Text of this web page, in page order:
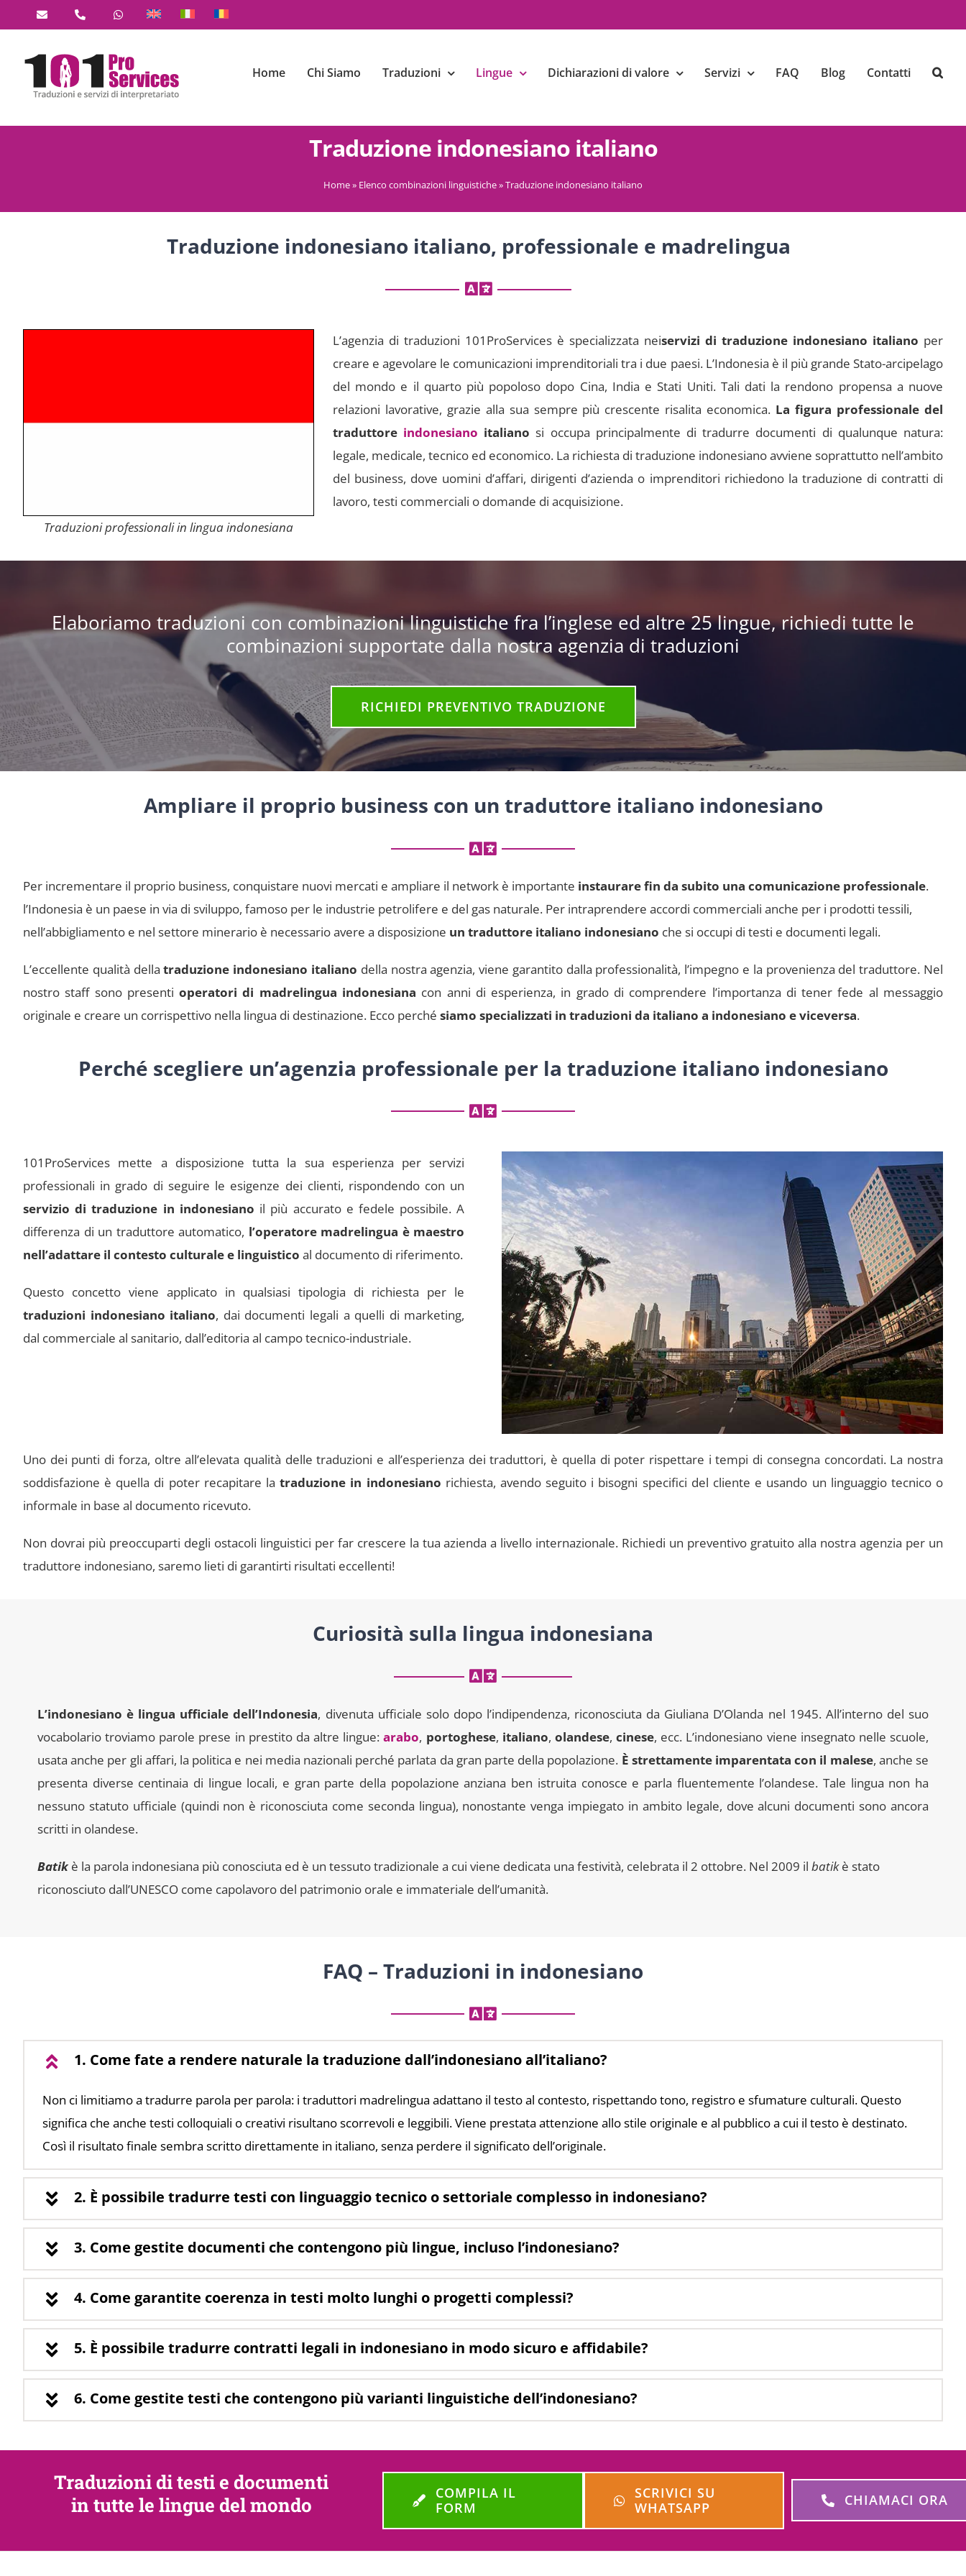
al
contenuto
Home Chi Siamo Traduzioni Lingue Dichiarazioni di valore Servizi FAQ Blog Contatti
Traduzione indonesiano italiano
Home» Elenco combinazioni linguistiche»Traduzione indonesiano italiano
Traduzione indonesiano italiano, professionale e madrelingua
Traduzioni professionali in lingua indonesiana
L’agenzia di traduzioni 101ProServices è specializzata neiservizi di traduzione indonesiano italiano per
creare e agevolare le comunicazioni imprenditoriali tra i due paesi. L’Indonesia è il più grande Stato-arcipelago
del mondo e il quarto più popoloso dopo Cina, India e Stati Uniti. Tali dati la rendono propensa a nuove
relazioni lavorative, grazie alla sua sempre più crescente risalita economica. La figura professionale del
traduttore indonesiano italiano si occupa principalmente di tradurre documenti di qualunque natura:
legale, medicale, tecnico ed economico. La richiesta di traduzione indonesiano avviene soprattutto nell’ambito
del business, dove uomini d’affari, dirigenti d’azienda o imprenditori richiedono la traduzione di contratti di
lavoro, testi commerciali o domande di acquisizione.
Elaboriamo traduzioni con combinazioni linguistiche fra l’inglese ed altre 25 lingue, richiedi tutte le
combinazioni supportate dalla nostra agenzia di traduzioni
RICHIEDI PREVENTIVO TRADUZIONE
Ampliare il proprio business con un traduttore italiano indonesiano
Per incrementare il proprio business, conquistare nuovi mercati e ampliare il network è importante instaurare fin da subito una comunicazione professionale.
l’Indonesia è un paese in via di sviluppo, famoso per le industrie petrolifere e del gas naturale. Per intraprendere accordi commerciali anche per i prodotti tessili,
nell’abbigliamento e nel settore minerario è necessario avere a disposizione un traduttore italiano indonesiano che si occupi di testi e documenti legali.
L’eccellente qualità dellatraduzione indonesiano italiano della nostra agenzia, viene garantito dalla professionalità, l’impegno e la provenienza del traduttore. Nel
nostro staff sono presentioperatori di madrelingua indonesiana con anni di esperienza, in grado di comprendere l’importanza di tener fede al messaggio
originale e creare un corrispettivo nella lingua di destinazione. Ecco perché siamo specializzati in traduzioni da italiano a indonesiano e viceversa.
Perché scegliere un’agenzia professionale per la traduzione italiano indonesiano
101ProServices mette a disposizione tutta la sua esperienza per servizi
professionali in grado di seguire le esigenze dei clienti, rispondendo con un
servizio di traduzione in indonesiano il più accurato e fedele possibile. A
differenza di un traduttore automatico, l’operatore madrelingua è maestro
nell’adattare il contesto culturale e linguistico al documento di riferimento.
Questo concetto viene applicato in qualsiasi tipologia di richiesta per le
traduzioni indonesiano italiano, dai documenti legali a quelli di marketing,
dal commerciale al sanitario, dall’editoria al campo tecnico-industriale.
Uno dei punti di forza, oltre all’elevata qualità delle traduzioni e all’esperienza dei traduttori, è quella di poter rispettare i tempi di consegna concordati. La nostra
soddisfazione è quella di poter recapitare latraduzione in indonesiano richiesta, avendo seguito i bisogni specifici del cliente e usando un linguaggio tecnico o
informale in base al documento ricevuto.
Non dovrai più preoccuparti degli ostacoli linguistici per far crescere la tua azienda a livello internazionale. Richiedi un preventivo gratuito alla nostra agenzia per un
traduttore indonesiano, saremo lieti di garantirti risultati eccellenti!
Curiosità sulla lingua indonesiana
L’indonesiano è lingua ufficiale dell’Indonesia, divenuta ufficiale solo dopo l’indipendenza, riconosciuta da Giuliana D’Olanda nel 1945. All’interno del suo
vocabolario troviamo parole prese in prestito da altre lingue:arabo, portoghese, italiano, olandese,cinese, ecc. L’indonesiano viene insegnato nelle scuole,
usata anche per gli affari, la politica e nei media nazionali perché parlata da gran parte della popolazione. È strettamente imparentata con il malese, anche se
presenta diverse centinaia di lingue locali, e gran parte della popolazione anziana ben istruita conosce e parla fluentemente l’olandese. Tale lingua non ha
nessuno statuto ufficiale (quindi non è riconosciuta come seconda lingua), nonostante venga impiegato in ambito legale, dove alcuni documenti sono ancora
scritti in olandese.
Batikè la parola indonesiana più conosciuta ed è un tessuto tradizionale a cui viene dedicata una festività, celebrata il 2 ottobre. Nel 2009 il batikè stato
riconosciuto dall’UNESCO come capolavoro del patrimonio orale e immateriale dell’umanità.
FAQ – Traduzioni in indonesiano
1. Come fate a rendere naturale la traduzione dall’indonesiano all’italiano?
Non ci limitiamo a tradurre parola per parola: i traduttori madrelingua adattano il testo al contesto, rispettando tono, registro e sfumature culturali. Questo
significa che anche testi colloquiali o creativi risultano scorrevoli e leggibili. Viene prestata attenzione allo stile originale e al pubblico a cui il testo è destinato.
Così il risultato finale sembra scritto direttamente in italiano, senza perdere il significato dell’originale.
2. È possibile tradurre testi con linguaggio tecnico o settoriale complesso in indonesiano?
3. Come gestite documenti che contengono più lingue, incluso l’indonesiano?
4. Come garantite coerenza in testi molto lunghi o progetti complessi?
5. È possibile tradurre contratti legali in indonesiano in modo sicuro e affidabile?
6. Come gestite testi che contengono più varianti linguistiche dell’indonesiano?
Traduzioni di testi e documenti
in tutte le lingue del mondo
COMPILA IL
FORM
SCRIVICI SU
WHATSAPP
CHIAMACI ORA